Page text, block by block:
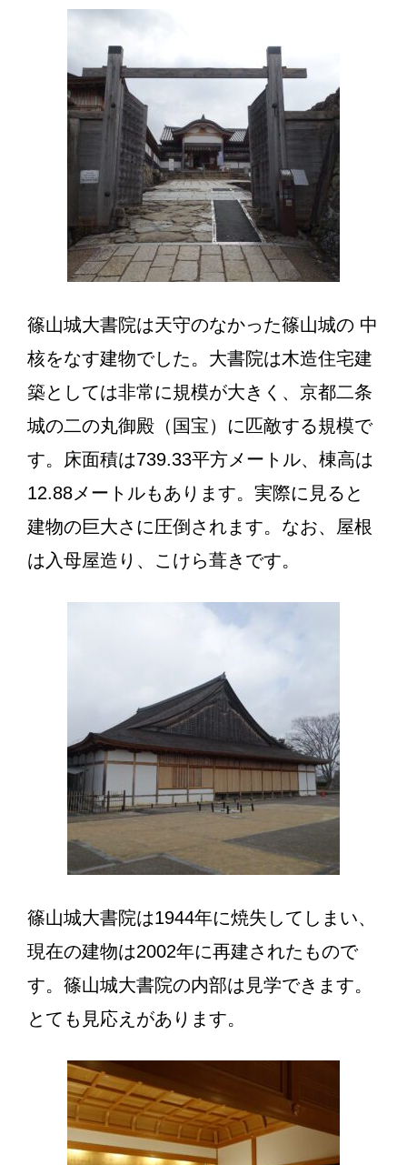
篠山城大書院は天守のなかった篠山城の 中
核をなす建物でした。大書院は木造住宅建
築としては非常に規模が大きく、京都二条
城の二の丸御殿（国宝）に匹敵する規模で
す。床面積は739.33平方メートル、棟高は
12.88メートルもあります。実際に見ると
建物の巨大さに圧倒されます。なお、屋根
は入母屋造り、こけら葺きです。
篠山城大書院は1944年に焼失してしまい、
現在の建物は2002年に再建されたもので
す。篠山城大書院の内部は見学できます。
とても見応えがあります。